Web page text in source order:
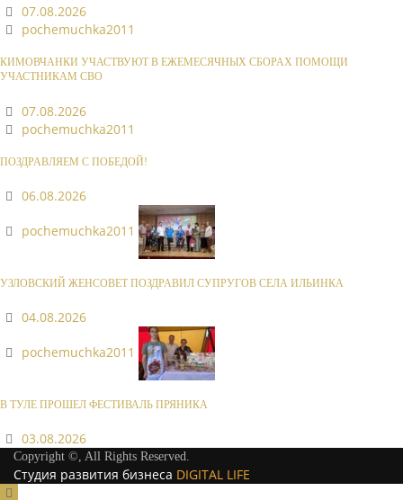
07.08.2026
pochemuchka2011
КИМОВЧАНКИ УЧАСТВУЮТ В ЕЖЕМЕСЯЧНЫХ СБОРАХ ПОМОЩИ
УЧАСТНИКАМ СВО
07.08.2026
pochemuchka2011
ПОЗДРАВЛЯЕМ С ПОБЕДОЙ!
06.08.2026
pochemuchka2011
УЗЛОВСКИЙ ЖЕНСОВЕТ ПОЗДРАВИЛ СУПРУГОВ СЕЛА ИЛЬИНКА
04.08.2026
pochemuchka2011
В ТУЛЕ ПРОШЕЛ ФЕСТИВАЛЬ ПРЯНИКА
03.08.2026
Copyright ©, All Rights Reserved.
Студия развития бизнеса DIGITAL LIFE